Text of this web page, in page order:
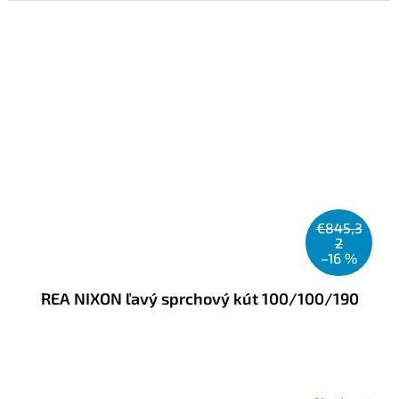
€845,3
2
–16 %
REA NIXON ľavý sprchový kút 100/100/190